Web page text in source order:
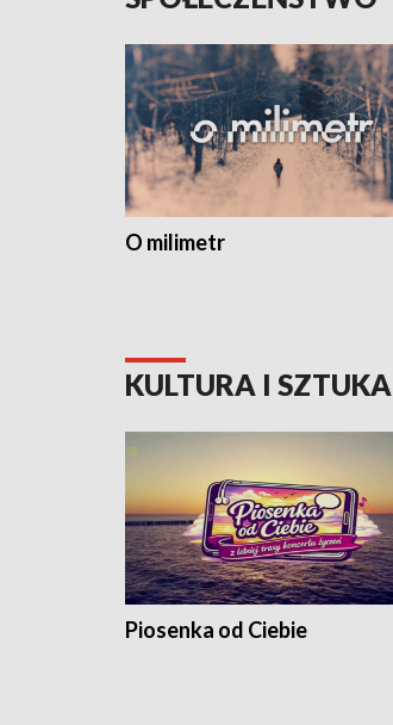
O milimetr
KULTURA I SZTUKA
Piosenka od Ciebie